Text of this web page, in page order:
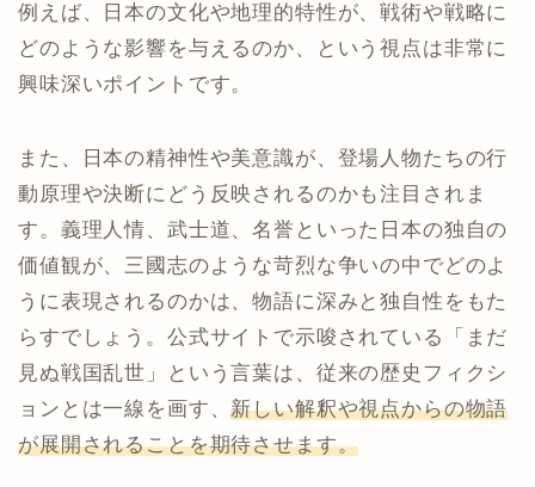
例えば、日本の文化や地理的特性が、戦術や戦略に
どのような影響を与えるのか、という視点は非常に
興味深いポイントです。
また、日本の精神性や美意識が、登場人物たちの行
動原理や決断にどう反映されるのかも注目されま
す。義理人情、武士道、名誉といった日本の独自の
価値観が、三國志のような苛烈な争いの中でどのよ
うに表現されるのかは、物語に深みと独自性をもた
らすでしょう。公式サイトで示唆されている「まだ
見ぬ戦国乱世」という言葉は、従来の歴史フィクシ
ョンとは一線を画す、新しい解釈や視点からの物語
が展開されることを期待させます。